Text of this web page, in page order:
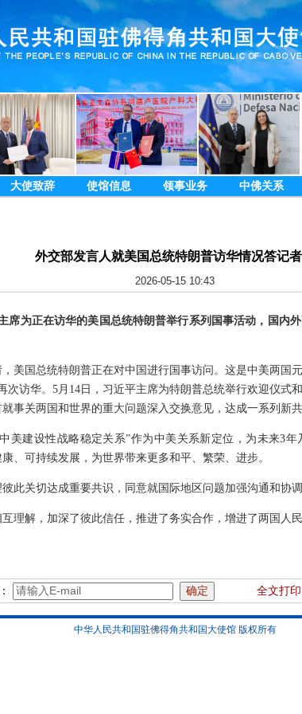
大使致辞 使馆信息 领事业务 中佛关系
外交部发言人就美国总统特朗普访华情况答记
2026-05-15 10:43
席为正在访华的美国总统特朗普举行系列国事活动，国内
美国总统特朗普正在对中国进行国事访问。这是中美两国
次访华。5月14日，习近平主席为特朗普总统举行欢迎仪式
事关两国和世界的重大问题深入交换意见，达成一系列新共
美建设性战略稳定关系”作为中美关系新定位，为未来3
、可持续发展，为世界带来更多和平、繁荣、进步。
此关切达成重要共识，同意就国际地区问题加强沟通和协调
理解，加深了彼此信任，推进了务实合作，增进了两国人
全文打印
中华人民共和国驻佛得角共和国大使馆 版权所有